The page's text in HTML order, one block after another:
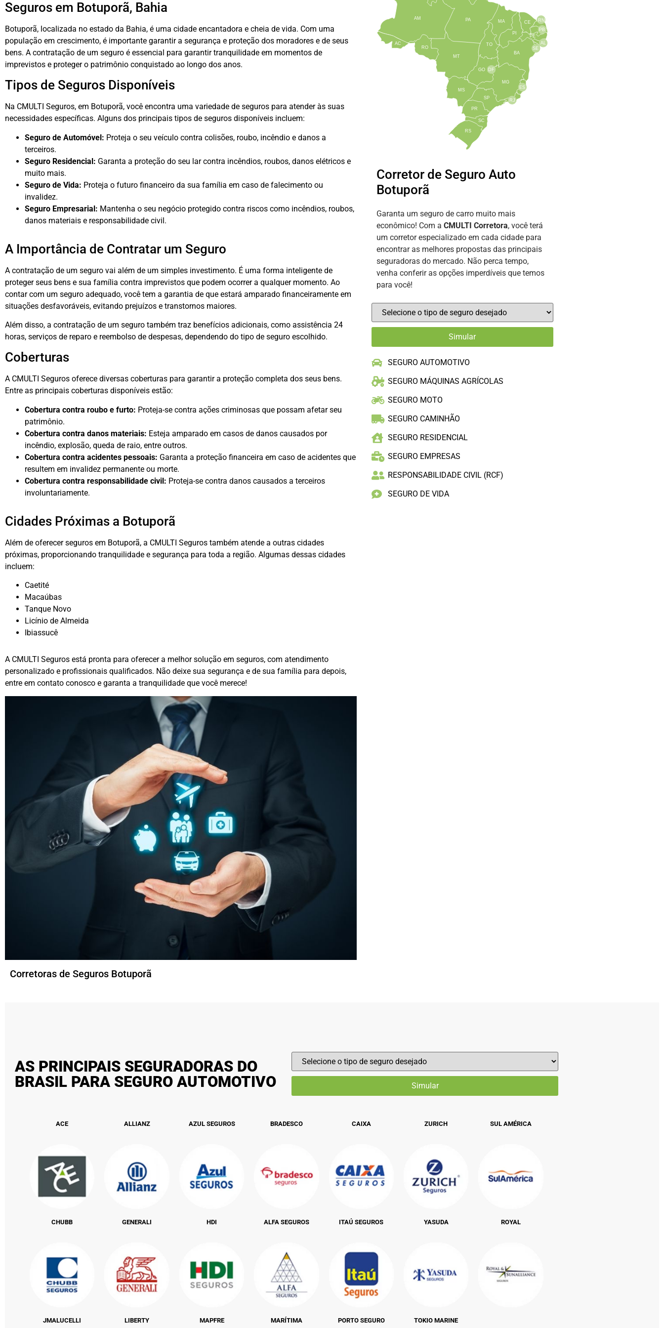
Seguros em Botuporã, Bahia
Botuporã, localizada no estado da Bahia, é uma cidade encantadora e cheia de vida. Com uma
população em crescimento, é importante garantir a segurança e proteção dos moradores e de seus
bens. A contratação de um seguro é essencial para garantir tranquilidade em momentos de
imprevistos e proteger o patrimônio conquistado ao longo dos anos.
Tipos de Seguros Disponíveis
Na CMULTI Seguros, em Botuporã, você encontra uma variedade de seguros para atender às suas
necessidades específicas. Alguns dos principais tipos de seguros disponíveis incluem:
Seguro de Automóvel: Proteja o seu veículo contra colisões, roubo, incêndio e danos a
terceiros.
Seguro Residencial: Garanta a proteção do seu lar contra incêndios, roubos, danos elétricos e
muito mais.
Seguro de Vida: Proteja o futuro financeiro da sua família em caso de falecimento ou
invalidez.
Seguro Empresarial: Mantenha o seu negócio protegido contra riscos como incêndios, roubos,
danos materiais e responsabilidade civil.
A Importância de Contratar um Seguro
A contratação de um seguro vai além de um simples investimento. É uma forma inteligente de
proteger seus bens e sua família contra imprevistos que podem ocorrer a qualquer momento. Ao
contar com um seguro adequado, você tem a garantia de que estará amparado financeiramente em
situações desfavoráveis, evitando prejuízos e transtornos maiores.
Além disso, a contratação de um seguro também traz benefícios adicionais, como assistência 24
horas, serviços de reparo e reembolso de despesas, dependendo do tipo de seguro escolhido.
Coberturas
A CMULTI Seguros oferece diversas coberturas para garantir a proteção completa dos seus bens.
Entre as principais coberturas disponíveis estão:
Cobertura contra roubo e furto: Proteja-se contra ações criminosas que possam afetar seu
patrimônio.
Cobertura contra danos materiais: Esteja amparado em casos de danos causados por
incêndio, explosão, queda de raio, entre outros.
Cobertura contra acidentes pessoais: Garanta a proteção financeira em caso de acidentes que
resultem em invalidez permanente ou morte.
Cobertura contra responsabilidade civil: Proteja-se contra danos causados a terceiros
involuntariamente.
Cidades Próximas a Botuporã
Além de oferecer seguros em Botuporã, a CMULTI Seguros também atende a outras cidades
próximas, proporcionando tranquilidade e segurança para toda a região. Algumas dessas cidades
incluem:
Caetité
Macaúbas
Tanque Novo
Licínio de Almeida
Ibiassucê
A CMULTI Seguros está pronta para oferecer a melhor solução em seguros, com atendimento
personalizado e profissionais qualificados. Não deixe sua segurança e de sua família para depois,
entre em contato conosco e garanta a tranquilidade que você merece!
TO
BA
SE
PE
AL
RN
CE
PI
MA
PA
AM
AC
RO
MT
MS
GO
PR
SC
RS
SP
MG
RJ
ES
DF
PB
Corretor de Seguro Auto
Botuporã
Garanta um seguro de carro muito mais
econômico! Com a CMULTI Corretora, você terá
um corretor especializado em cada cidade para
encontrar as melhores propostas das principais
seguradoras do mercado. Não perca tempo,
venha conferir as opções imperdíveis que temos
para você!
SEGURO AUTOMOTIVO
SEGURO MÁQUINAS AGRÍCOLAS
SEGURO MOTO
SEGURO CAMINHÃO
SEGURO RESIDENCIAL
SEGURO EMPRESAS
RESPONSABILIDADE CIVIL (RCF)
SEGURO DE VIDA
Corretoras de Seguros Botuporã
AS PRINCIPAIS SEGURADORAS DO
BRASIL PARA SEGURO AUTOMOTIVO
ACE
CHUBB
JMALUCELLI
ALLIANZ
GENERALI
LIBERTY
AZUL SEGUROS
HDI
MAPFRE
BRADESCO
ALFA SEGUROS
MARÍTIMA
CAIXA
ITAÚ SEGUROS
PORTO SEGURO
ZURICH
YASUDA
TOKIO MARINE
SUL AMÉRICA
ROYAL